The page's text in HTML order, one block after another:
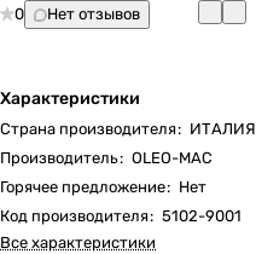
0 Нет отзывов
Характеристики
Страна производителя: ИТАЛИЯ
Производитель: OLEO-MAC
Горячее предложение: Нет
Код производителя: 5102-9001
Все характеристики